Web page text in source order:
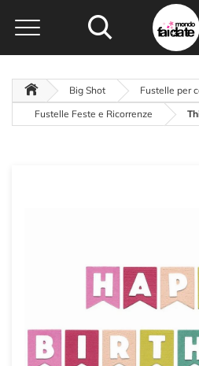
Big Shot
Fustelle per
Fustelle Feste e Ricorrenze